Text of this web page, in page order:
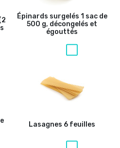
Épinards surgelés 1 sac de
500 g, décongelés et
égouttés
Lasagnes 6 feuilles